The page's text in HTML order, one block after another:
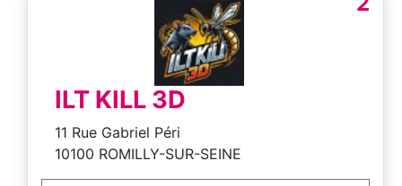
ILT KILL 3D
11 Rue Gabriel Péri
10100 ROMILLY-SUR-SEINE